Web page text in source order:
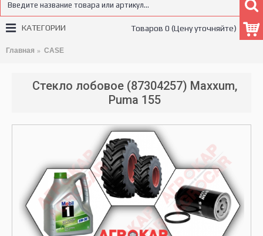
Товаров 0 (Цену уточняйте)
КАТЕГОРИИ
Главная CASE
Стекло лобовое (87304257) Maxxum,
Puma 155